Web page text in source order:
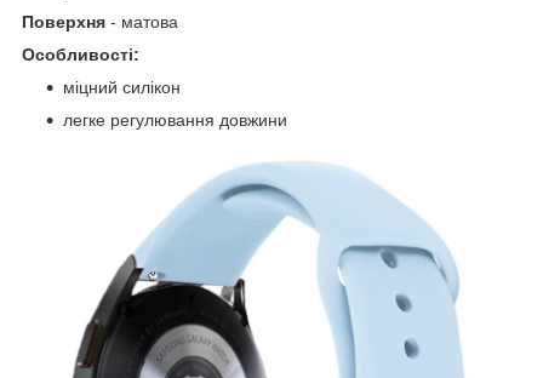
Поверхня - матова
Особливості:
міцний силікон
легке регулювання довжини